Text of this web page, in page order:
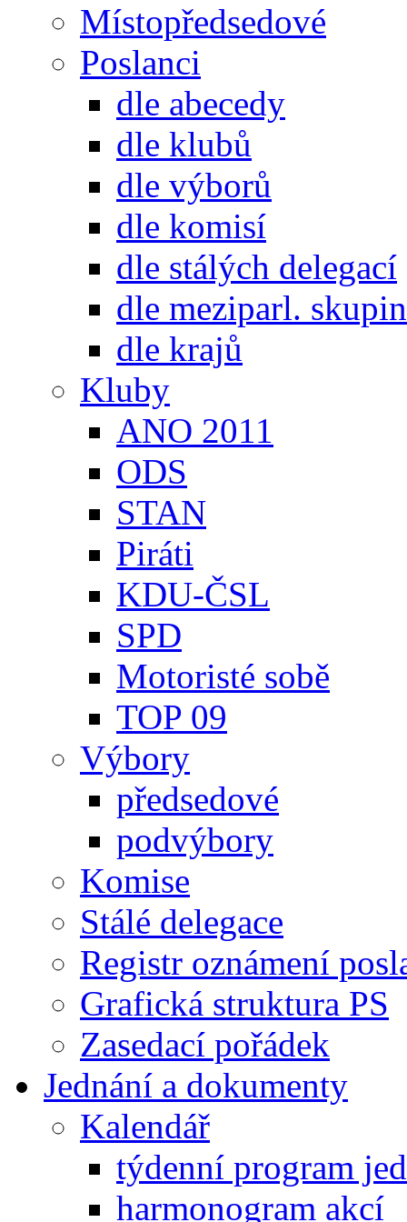
Místopředsedové
Poslanci
dle abecedy
dle klubů
dle výborů
dle komisí
dle stálých delegací
dle meziparl. skupin
dle krajů
Kluby
ANO 2011
ODS
STAN
Piráti
KDU-ČSL
SPD
Motoristé sobě
TOP 09
Výbory
předsedové
podvýbory
Komise
Stálé delegace
Registr oznámení
Grafická struktura PS
Zasedací pořádek
Jednání a dokumenty
Kalendář
týdenní program
harmonogram akcí